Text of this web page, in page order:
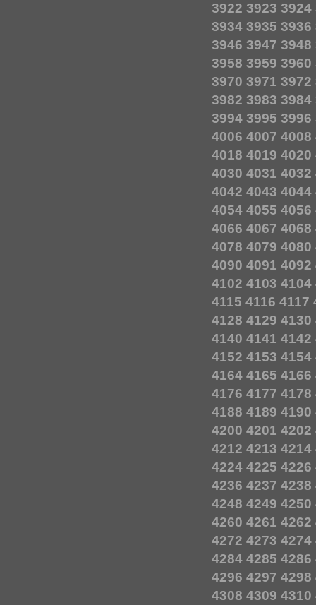
3922 3923 3924
3934 3935 3936
3946 3947 3948
3958 3959 3960
3970 3971 3972
3982 3983 3984
3994 3995 3996
4006 4007 4008
4018 4019 4020
4030 4031 4032
4042 4043 4044
4054 4055 4056
4066 4067 4068
4078 4079 4080
4090 4091 4092
4102 4103 4104
4115 4116 4117
4128 4129 4130
4140 4141 4142
4152 4153 4154
4164 4165 4166
4176 4177 4178
4188 4189 4190
4200 4201 4202
4212 4213 4214
4224 4225 4226
4236 4237 4238
4248 4249 4250
4260 4261 4262
4272 4273 4274
4284 4285 4286
4296 4297 4298
4308 4309 4310